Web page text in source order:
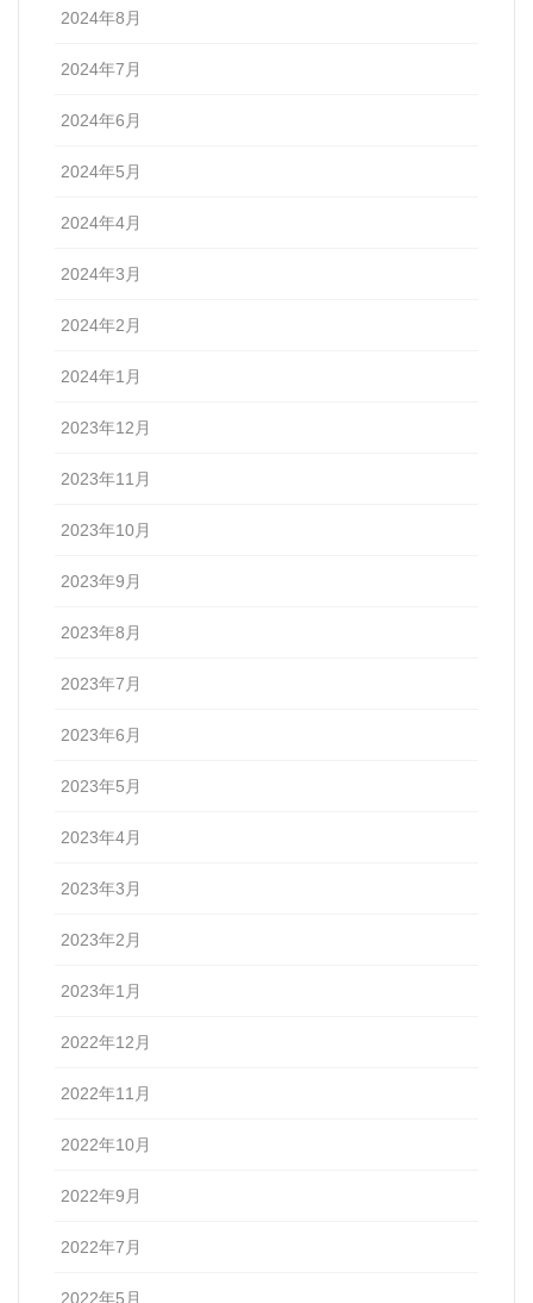
2024年8月
2024年7月
2024年6月
2024年5月
2024年4月
2024年3月
2024年2月
2024年1月
2023年12月
2023年11月
2023年10月
2023年9月
2023年8月
2023年7月
2023年6月
2023年5月
2023年4月
2023年3月
2023年2月
2023年1月
2022年12月
2022年11月
2022年10月
2022年9月
2022年7月
2022年5月